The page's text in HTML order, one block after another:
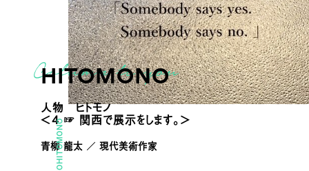
HITOMONO
人物 ヒトモノ
＜4 ☞ 関西で展示をします。＞
青柳 龍太 ／ 現代美術作家
HITOMONO